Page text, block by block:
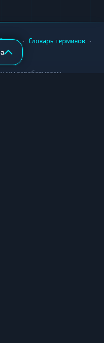
• Словарь терминов •
мы зарабатываем